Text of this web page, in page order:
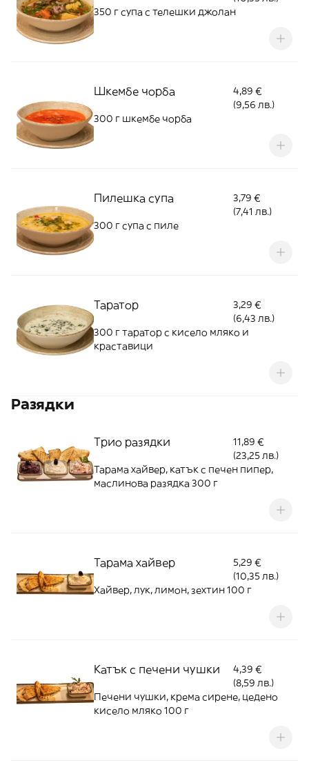
350 г супа с телешки джолан
Шкембе чорба
4,89 €
(9,56 лв.)
300 г шкембе чорба
Пилешка супа
3,79 €
(7,41 лв.)
300 г супа с пиле
Таратор
3,29 €
(6,43 лв.)
300 г таратор с кисело мляко и
краставици
Разядки
Трио разядки
11,89 €
(23,25 лв.)
Тарама хайвер, катък с печен пипер,
маслинова разядка 300 г
Тарама хайвер
5,29 €
(10,35 лв.)
Хайвер, лук, лимон, зехтин 100 г
Катък с печени чушки
4,39 €
(8,59 лв.)
Печени чушки, крема сирене, цедено
кисело мляко 100 г